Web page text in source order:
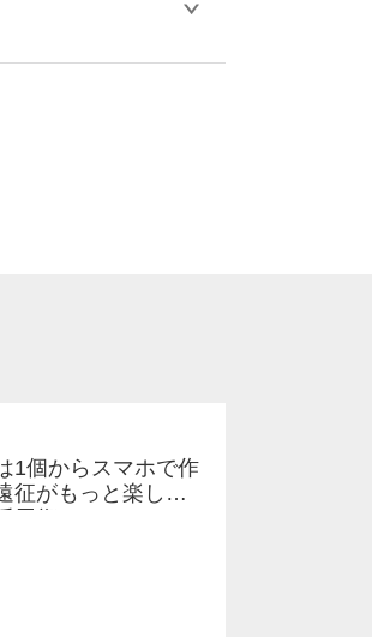
く、1回の水洗いで
1個からスマホで作
征がもっと楽しく